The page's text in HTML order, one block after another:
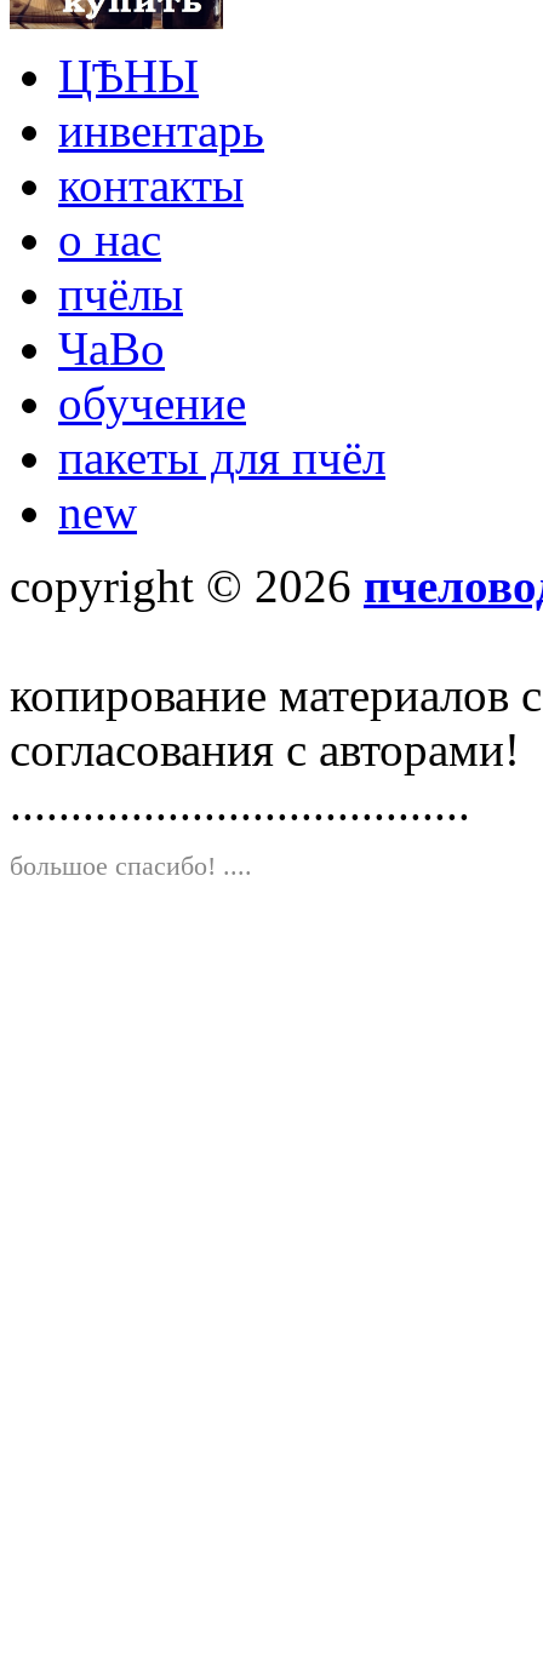
ЦѢНЫ
инвентарь
контакты
о нас
пчёлы
ЧаВо
обучение
пакеты для пчёл
new
copyright © 2026
копирование материалов
согласования с авторами!
......................................
большое спасибо! ....